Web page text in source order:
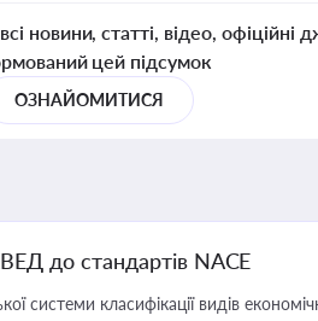
новини, статті, відео, офіційні
цей підсумок
ОЗНАЙОМИТИСЯ
до стандартів NACE
системи класифікації видів